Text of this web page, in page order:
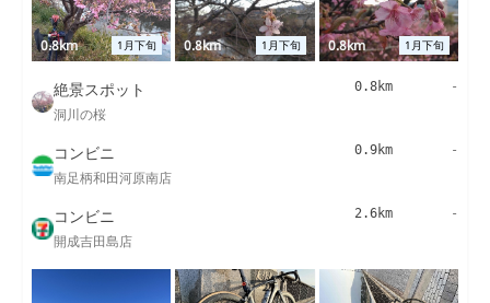
1月下旬
0.8km 1月下旬
0.8km 1月下旬
0.8km
絶景スポット
洞川の桜
0.8km -
コンビニ
南足柄和田河原南店
0.9km -
コンビニ
開成吉田島店
2.6km -